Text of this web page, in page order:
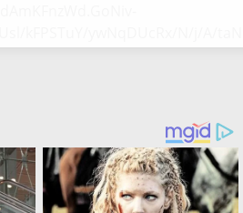
kFPSTuY/ywNqDUcRx/N/j/A/